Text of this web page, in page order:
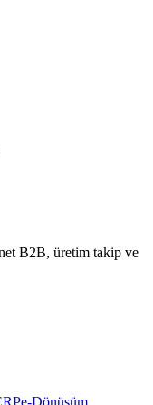
B2B, üretim takip ve